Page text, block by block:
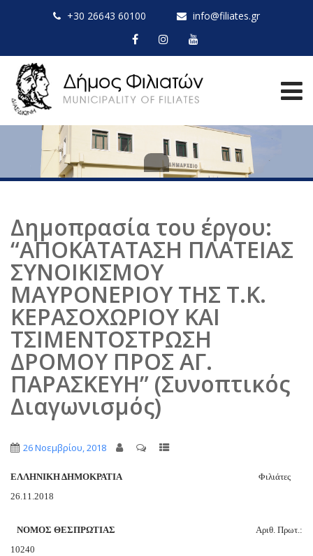
+30 26643 60100 info@filiates.gr
Δημοπρασία του έργου:
“ΑΠΟΚΑΤΑΤΑΣΗ ΠΛΑΤΕΙΑΣ
ΣΥΝΟΙΚΙΣΜΟΥ
ΜΑΥΡΟΝΕΡΙΟΥ ΤΗΣ Τ.Κ.
ΚΕΡΑΣΟΧΩΡΙΟΥ ΚΑΙ
ΤΣΙΜΕΝΤΟΣΤΡΩΣΗ
ΔΡΟΜΟΥ ΠΡΟΣ ΑΓ.
ΠΑΡΑΣΚΕΥΗ” (Συνοπτικός
Διαγωνισμός)
26 Νοεμβρίου, 2018
ΕΛΛΗΝΙΚΗ ΔΗΜΟΚΡΑΤΙΑ Φιλιάτες
26.11.2018
ΝΟΜΟΣ ΘΕΣΠΡΩΤΙΑΣ Αριθ. Πρωτ.:
10240